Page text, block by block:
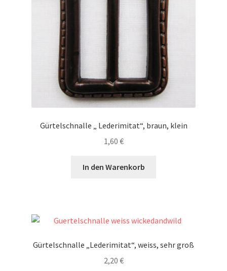
Gürtelschnalle „ Lederimitat“, braun, klein
1,60 €
In den Warenkorb
Gürtelschnalle „Lederimitat“, weiss, sehr groß
2,20 €